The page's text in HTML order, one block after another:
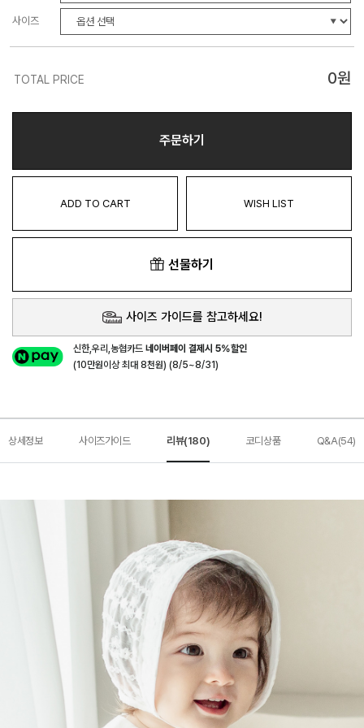
사이즈
TOTAL PRICE 0원
주문하기
ADD TO CART WISH LIST
선물하기
사이즈 가이드를 참고하세요!
신한,우리,농협카드네이버페이 결제시 5%할인
(10만원이상 최대 8천원) (8/5~8/31)
상세정보 사이즈가이드 리뷰(180) 코디상품 Q&A(54)